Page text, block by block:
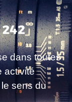
dans toutes
activité
sens du